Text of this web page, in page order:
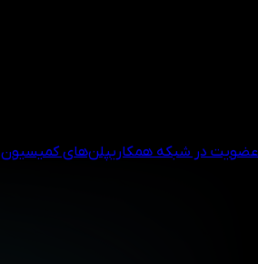
عضویت در شبکه همکاریپلن‌های کمیسیون